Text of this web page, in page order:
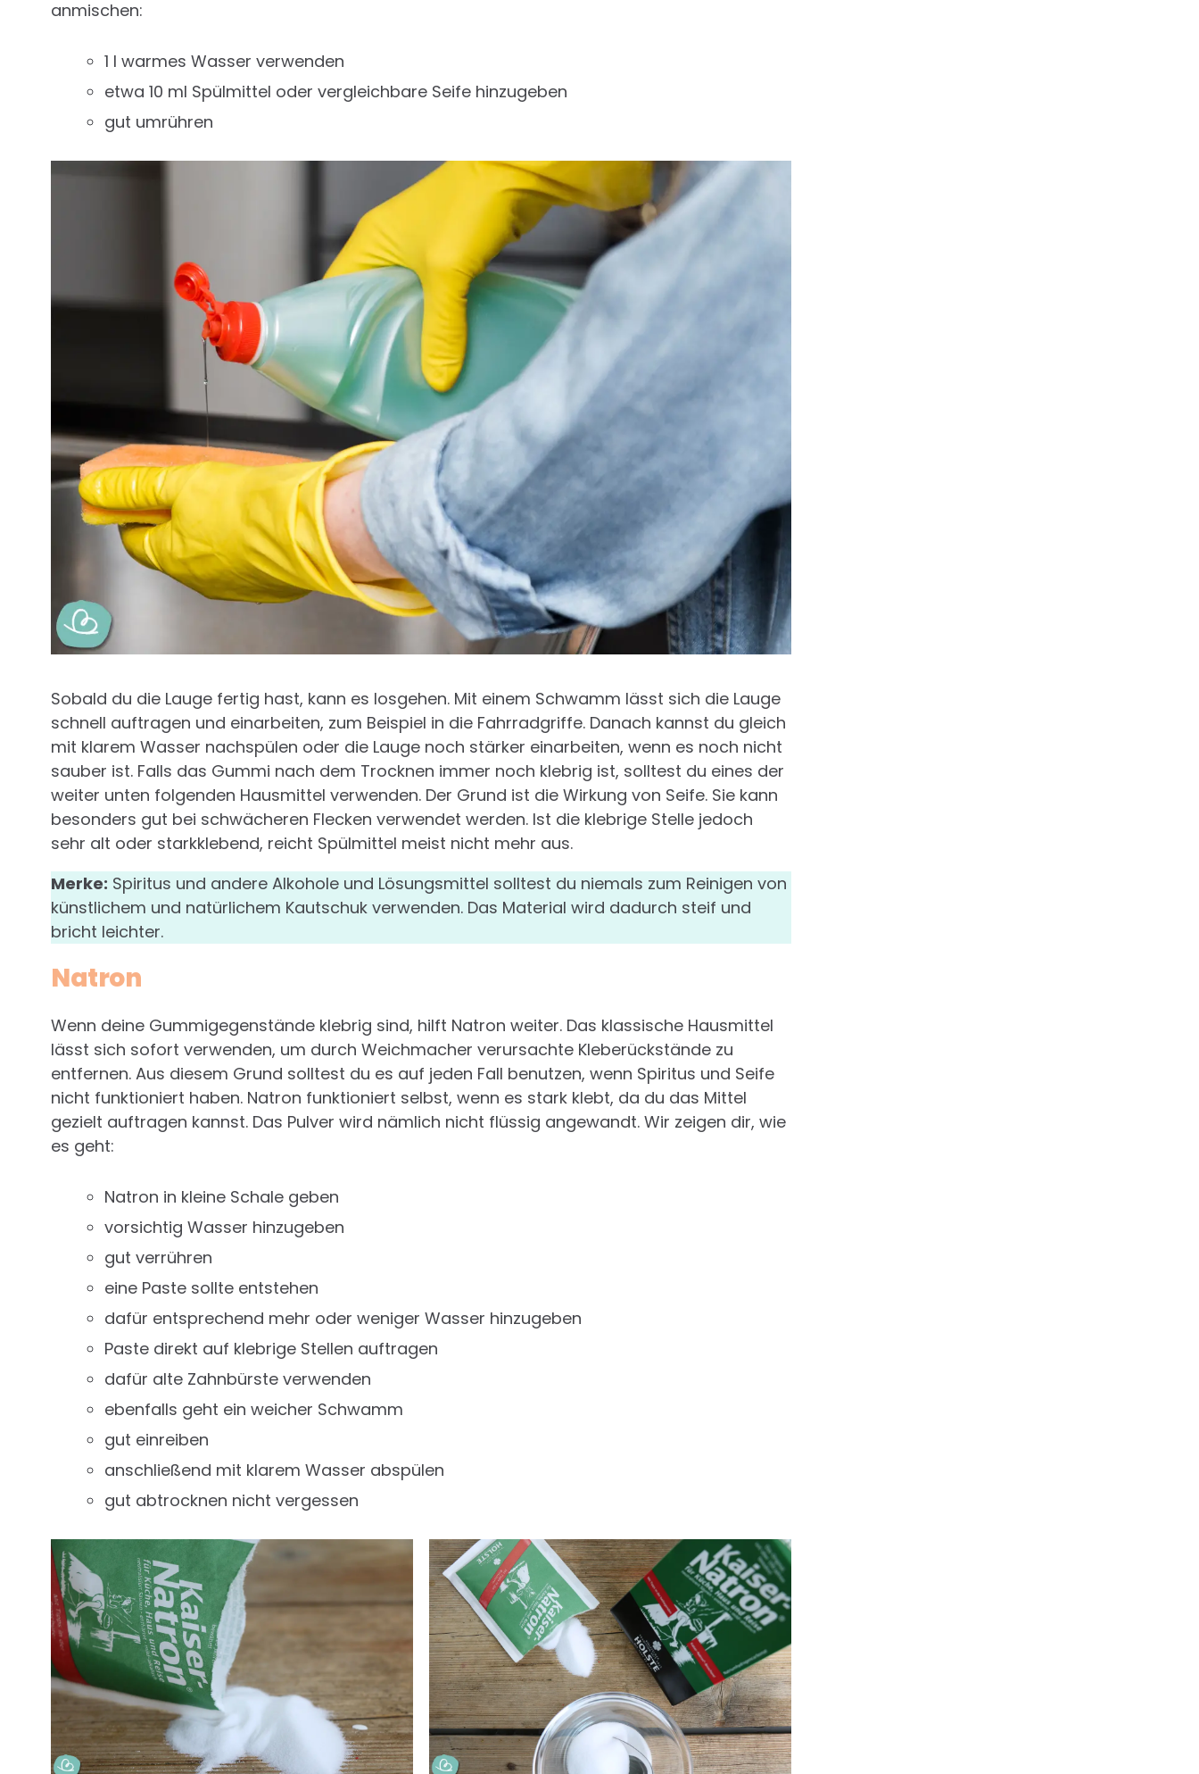
anmischen:
1 l warmes Wasser verwenden
etwa 10 ml Spülmittel oder vergleichbare Seife hinzugeben
gut umrühren
Sobald du die Lauge fertig hast, kann es losgehen. Mit einem Schwamm lässt sich die Lauge
schnell auftragen und einarbeiten, zum Beispiel in die Fahrradgriffe. Danach kannst du gleich
mit klarem Wasser nachspülen oder die Lauge noch stärker einarbeiten, wenn es noch nicht
sauber ist. Falls das Gummi nach dem Trocknen immer noch klebrig ist, solltest du eines der
weiter unten folgenden Hausmittel verwenden. Der Grund ist die Wirkung von Seife. Sie kann
besonders gut bei schwächeren Flecken verwendet werden. Ist die klebrige Stelle jedoch
sehr alt oder starkklebend, reicht Spülmittel meist nicht mehr aus.
Merke: Spiritus und andere Alkohole und Lösungsmittel solltest du niemals zum Reinigen von
künstlichem und natürlichem Kautschuk verwenden. Das Material wird dadurch steif und
bricht leichter.
Natron
Wenn deine Gummigegenstände klebrig sind, hilft Natron weiter. Das klassische Hausmittel
lässt sich sofort verwenden, um durch Weichmacher verursachte Kleberückstände zu
entfernen. Aus diesem Grund solltest du es auf jeden Fall benutzen, wenn Spiritus und Seife
nicht funktioniert haben. Natron funktioniert selbst, wenn es stark klebt, da du das Mittel
gezielt auftragen kannst. Das Pulver wird nämlich nicht flüssig angewandt. Wir zeigen dir, wie
es geht:
Natron in kleine Schale geben
vorsichtig Wasser hinzugeben
gut verrühren
eine Paste sollte entstehen
dafür entsprechend mehr oder weniger Wasser hinzugeben
Paste direkt auf klebrige Stellen auftragen
dafür alte Zahnbürste verwenden
ebenfalls geht ein weicher Schwamm
gut einreiben
anschließend mit klarem Wasser abspülen
gut abtrocknen nicht vergessen